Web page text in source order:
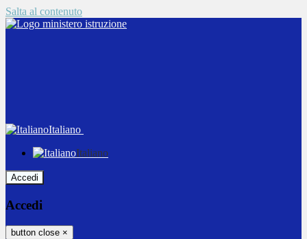
Salta al contenuto
Italiano
Italiano
Accedi
Accedi
button close ×